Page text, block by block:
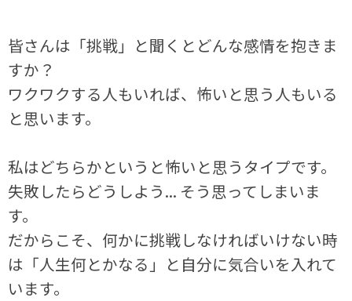
皆さんは「挑戦」と聞くとどんな感情を抱きま
すか？
ワクワクする人もいれば、怖いと思う人もいる
と思います。
私はどちらかというと怖いと思うタイプです。
失敗したらどうしよう... そう思ってしまいま
す。
だからこそ、何かに挑戦しなければいけない時
は「人生何とかなる」と自分に気合いを入れて
います。